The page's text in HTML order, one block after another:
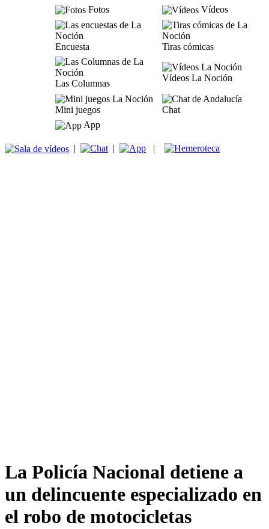
Fotos
Vídeos
Encuesta Tiras cómicas
Las Columnas
Vídeos La Noción
Mini juegos
Chat
App
| | |
La Policía Nacional detiene a
un delincuente especializado en
el robo de motocicletas